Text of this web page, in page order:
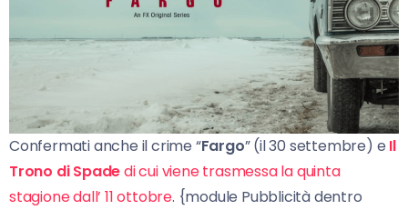
Confermati anche il crime “Fargo” (il 30 settembre) e Il
Trono di Spadedi cui viene trasmessa la quinta
stagione dall’ 11 ottobre. {module Pubblicità dentro